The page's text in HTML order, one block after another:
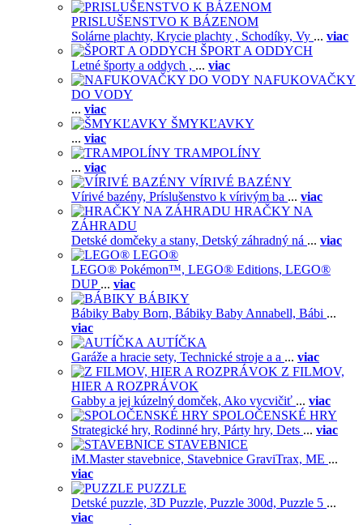
PRISLUŠENSTVO K BÁZENOM
Solárne plachty, Krycie plachty , Schodíky, Vy ... viac
ŠPORT A ODDYCH
Letné športy a oddych , ... viac
NAFUKOVAČKY
DO VODY
... viac
ŠMYKĽAVKY
... viac
TRAMPOLÍNY
... viac
VÍRIVÉ BAZÉNY
Vírivé bazény, Príslušenstvo k vírivým ba ... viac
HRAČKY NA
ZÁHRADU
Detské domčeky a stany, Detský záhradný ná ... viac
LEGO®
LEGO® Pokémon™, LEGO® Editions, LEGO®
DUP ... viac
BÁBIKY
Bábiky Baby Born, Bábiky Baby Annabell, Bábi ...
viac
AUTÍČKA
Garáže a hracie sety, Technické stroje a a ... viac
Z FILMOV,
HIER A ROZPRÁVOK
Gabby a jej kúzelný domček, Ako vycvičiť ... viac
SPOLOČENSKÉ HRY
Strategické hry, Rodinné hry, Párty hry, Dets ... viac
STAVEBNICE
iM.Master stavebnice, Stavebnice GraviTrax, ME ...
viac
PUZZLE
Detské puzzle, 3D Puzzle, Puzzle 300d, Puzzle 5 ...
viac